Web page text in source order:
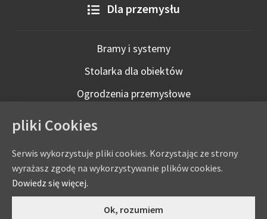
Dla przemysłu
Bramy i systemy
Stolarka dla obiektów
Ogrodzenia przemysłowe
eADAMS- ADAMS Wiśniowski Salon Partnerski
pliki Cookies
Serwis wykorzystuje pliki cookies. Korzystając ze strony
wyrażasz zgodę na wykorzystywanie plików cookies.
Dowiedz się więcej.
Ok, rozumiem